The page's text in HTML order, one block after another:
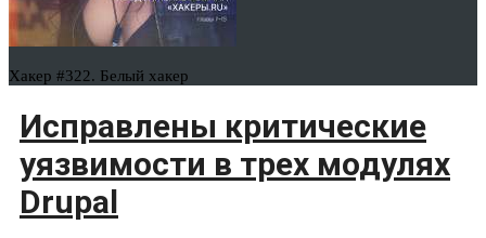
Хакер #322. Белый хакер
Исправлены критические
уязвимости в трех модулях
Drupal